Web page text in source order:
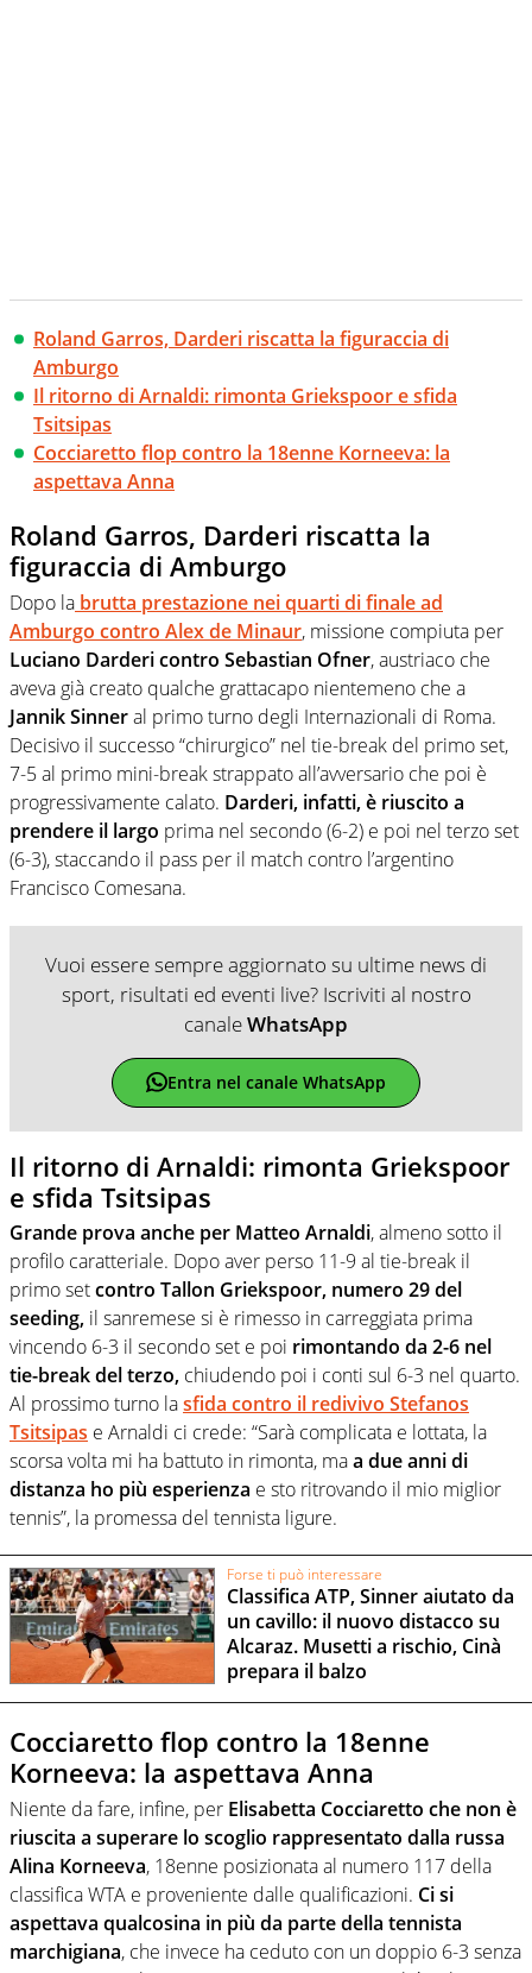
Roland Garros, Darderi riscatta la figuraccia di
Amburgo
Il ritorno di Arnaldi: rimonta Griekspoor e sfida
Tsitsipas
Cocciaretto flop contro la 18enne Korneeva: la
aspettava Anna
Roland Garros, Darderi riscatta la
figuraccia di Amburgo
Dopo la brutta prestazione nei quarti di finale ad
Amburgo contro Alex de Minaur, missione compiuta per
Luciano Darderi contro Sebastian Ofner, austriaco che
aveva già creato qualche grattacapo nientemeno che a
Jannik Sinneral primo turno degli Internazionali di Roma.
Decisivo il successo “chirurgico” nel tie-break del primo set,
7-5 al primo mini-break strappato all’avversario che poi è
progressivamente calato. Darderi, infatti, è riuscito a
prendere il largo prima nel secondo (6-2) e poi nel terzo set
(6-3), staccando il pass per il match contro l’argentino
Francisco Comesana.
Vuoi essere sempre aggiornato su ultime news di
sport, risultati ed eventi live? Iscriviti al nostro
canaleWhatsApp
Entra nel canale WhatsApp
Il ritorno di Arnaldi: rimonta Griekspoor
e sfida Tsitsipas
Grande prova anche per Matteo Arnaldi, almeno sotto il
profilo caratteriale. Dopo aver perso 11-9 al tie-break il
primo setcontro Tallon Griekspoor, numero 29 del
seeding, il sanremese si è rimesso in carreggiata prima
vincendo 6-3 il secondo set e poi rimontando da 2-6 nel
tie-break del terzo, chiudendo poi i conti sul 6-3 nel quarto.
Al prossimo turno lasfida contro il redivivo Stefanos
Tsitsipas e Arnaldi ci crede: “Sarà complicata e lottata, la
scorsa volta mi ha battuto in rimonta, maa due anni di
distanza ho più esperienza e sto ritrovando il mio miglior
tennis”, la promessa del tennista ligure.
Forse ti può interessare
Classifica ATP, Sinner aiutato da
un cavillo: il nuovo distacco su
Alcaraz. Musetti a rischio, Cinà
prepara il balzo
Cocciaretto flop contro la 18enne
Korneeva: la aspettava Anna
Niente da fare, infine, per Elisabetta Cocciaretto che non è
riuscita a superare lo scoglio rappresentato dalla russa
Alina Korneeva, 18enne posizionata al numero 117 della
classifica WTA e proveniente dalle qualificazioni. Ci si
aspettava qualcosina in più da parte della tennista
marchigiana, che invece ha ceduto con un doppio 6-3 senza